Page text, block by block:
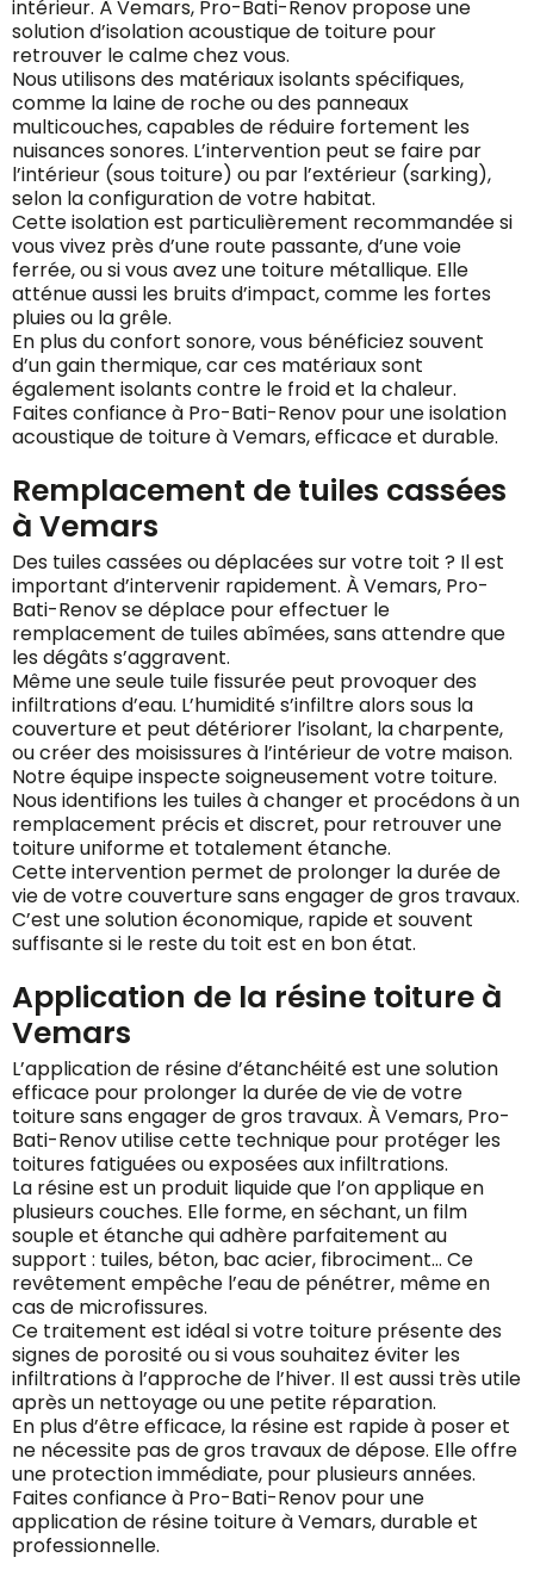
intérieur. À Vemars, Pro-Bati-Renov propose une
solution d’isolation acoustique de toiture pour
retrouver le calme chez vous.
Nous utilisons des matériaux isolants spécifiques,
comme la laine de roche ou des panneaux
multicouches, capables de réduire fortement les
nuisances sonores. L’intervention peut se faire par
l’intérieur (sous toiture) ou par l’extérieur (sarking),
selon la configuration de votre habitat.
Cette isolation est particulièrement recommandée si
vous vivez près d’une route passante, d’une voie
ferrée, ou si vous avez une toiture métallique. Elle
atténue aussi les bruits d’impact, comme les fortes
pluies ou la grêle.
En plus du confort sonore, vous bénéficiez souvent
d’un gain thermique, car ces matériaux sont
également isolants contre le froid et la chaleur.
Faites confiance à Pro-Bati-Renov pour une isolation
acoustique de toiture à Vemars, efficace et durable.
Remplacement de tuiles cassées
à Vemars
Des tuiles cassées ou déplacées sur votre toit ? Il est
important d’intervenir rapidement. À Vemars, Pro-
Bati-Renov se déplace pour effectuer le
remplacement de tuiles abîmées, sans attendre que
les dégâts s’aggravent.
Même une seule tuile fissurée peut provoquer des
infiltrations d’eau. L’humidité s’infiltre alors sous la
couverture et peut détériorer l’isolant, la charpente,
ou créer des moisissures à l’intérieur de votre maison.
Notre équipe inspecte soigneusement votre toiture.
Nous identifions les tuiles à changer et procédons à un
remplacement précis et discret, pour retrouver une
toiture uniforme et totalement étanche.
Cette intervention permet de prolonger la durée de
vie de votre couverture sans engager de gros travaux.
C’est une solution économique, rapide et souvent
suffisante si le reste du toit est en bon état.
Application de la résine toiture à
Vemars
L’application de résine d’étanchéité est une solution
efficace pour prolonger la durée de vie de votre
toiture sans engager de gros travaux. À Vemars, Pro-
Bati-Renov utilise cette technique pour protéger les
toitures fatiguées ou exposées aux infiltrations.
La résine est un produit liquide que l’on applique en
plusieurs couches. Elle forme, en séchant, un film
souple et étanche qui adhère parfaitement au
support : tuiles, béton, bac acier, fibrociment… Ce
revêtement empêche l’eau de pénétrer, même en
cas de microfissures.
Ce traitement est idéal si votre toiture présente des
signes de porosité ou si vous souhaitez éviter les
infiltrations à l’approche de l’hiver. Il est aussi très utile
après un nettoyage ou une petite réparation.
En plus d’être efficace, la résine est rapide à poser et
ne nécessite pas de gros travaux de dépose. Elle offre
une protection immédiate, pour plusieurs années.
Faites confiance à Pro-Bati-Renov pour une
application de résine toiture à Vemars, durable et
professionnelle.